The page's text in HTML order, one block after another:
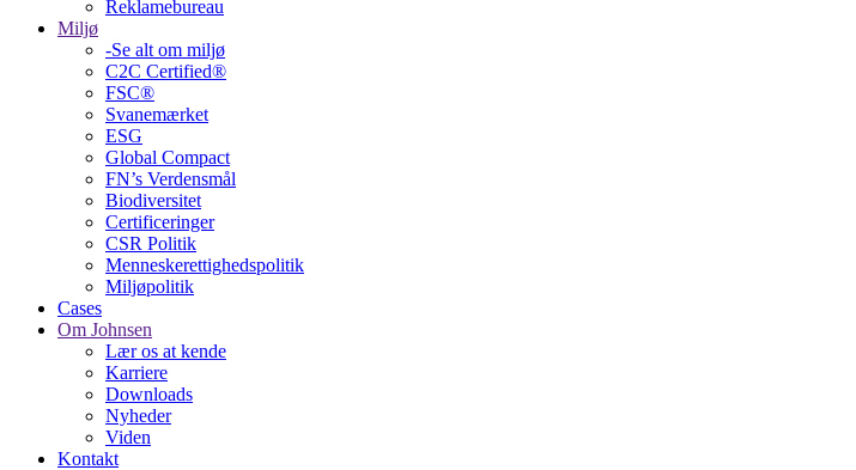
Reklamebureau
Miljø
-Se alt om miljø
C2C Certified®
FSC®
Svanemærket
ESG
Global Compact
FN’s Verdensmål
Biodiversitet
Certificeringer
CSR Politik
Menneske­rettigheds­politik
Miljøpolitik
Cases
Om Johnsen
Lær os at kende
Karriere
Downloads
Nyheder
Viden
Kontakt